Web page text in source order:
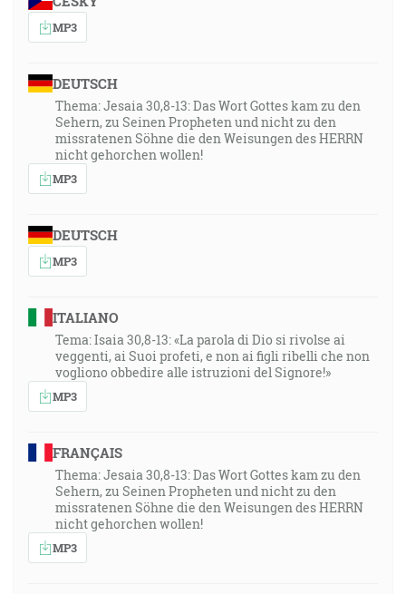
MP3
DEUTSCH
Thema: Jesaia 30,8-13: Das Wort Gottes kam zu den
Sehern, zu Seinen Propheten und nicht zu den
missratenen Söhne die den Weisungen des HERRN
nicht gehorchen wollen!
MP3
DEUTSCH
MP3
ITALIANO
Tema: Isaia 30,8-13: «La parola di Dio si rivolse ai
veggenti, ai Suoi profeti, e non ai figli ribelli che non
vogliono obbedire alle istruzioni del Signore!»
MP3
FRANÇAIS
Thema: Jesaia 30,8-13: Das Wort Gottes kam zu den
Sehern, zu Seinen Propheten und nicht zu den
missratenen Söhne die den Weisungen des HERRN
nicht gehorchen wollen!
MP3